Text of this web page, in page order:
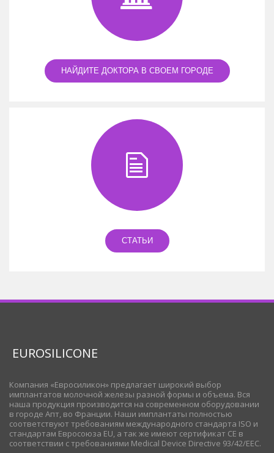
НАЙДИТЕ ДОКТОРА В СВОЕМ ГОРОДЕ
СТАТЬИ
EUROSILICONE
Компания «Евросиликон» предлагает широкий выбор
имплантатов молочной железы разной формы и объема. Вся
наша продукция производится на современном оборудовании
в городе Апт, во Франции. Наши имплантаты полностью
соответствуют требованиям международного стандарта ISO и
стандартам Евросоюза EU, а так же имеют сертификат CE в
соответствии с требованиями Medical Device Directive 93/42/EEC.